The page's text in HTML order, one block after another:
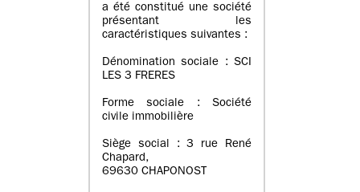
a été constitué une société
présentant les
caractéristiques suivantes :
Dénomination sociale : SCI
LES 3 FRERES
Forme sociale : Société
civile immobilière
Siège social : 3 rue René
Chapard,
69630 CHAPONOST